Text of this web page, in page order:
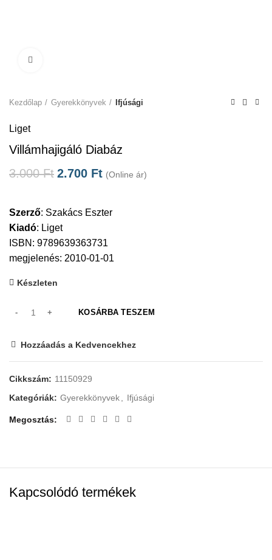
Kezdőlap Gyerekkönyvek Ifjúsági
Liget
Villámhajigáló Diabáz
3.000Ft 2.700 Ft (Online ár)
Szerző: Szakács Eszter
Kiadó: Liget
ISBN: 9789639363731
megjelenés: 2010-01-01
Készleten
KOSÁRBA TESZEM
Hozzáadás a Kedvencekhez
Cikkszám: 11150929
Kategóriák: Gyerekkönyvek Ifjúsági
Megosztás
Kapcsolódó termékek